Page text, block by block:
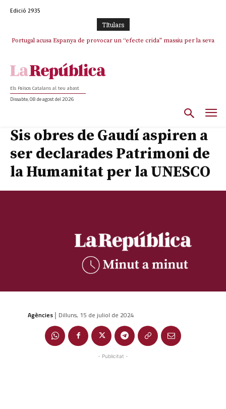
Edició 2935
TItulars
Portugal acusa Espanya de provocar un “efecte crida” massiu per la seva
El col·lapse de l’operació de Marc Puigtió a Girona: desbandada de
Els Països Catalans al teu abast
Dissabte, 08 de agost del 2026
Sis obres de Gaudí aspiren a
ser declarades Patrimoni de
la Humanitat per la UNESCO
Agències | Dilluns, 15 de juliol de 2024
- Publicitat -